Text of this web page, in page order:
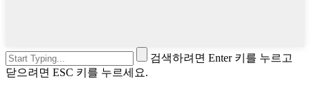
검색하려면 Enter 키를 누르고
닫으려면 ESC 키를 누르세요.